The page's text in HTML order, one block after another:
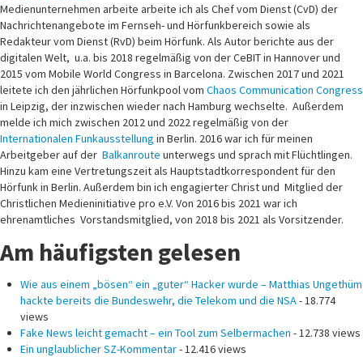
Medienunternehmen arbeite arbeite ich als Chef vom Dienst (CvD) der
Nachrichtenangebote im Fernseh- und Hörfunkbereich sowie als
Redakteur vom Dienst (RvD) beim Hörfunk. Als Autor berichte aus der
digitalen Welt, u.a. bis 2018 regelmäßig von der CeBIT in Hannover und
2015 vom Mobile World Congress in Barcelona. Zwischen 2017 und 2021
leitete ich den jährlichen Hörfunkpool vom Chaos Communication Congress
in Leipzig, der inzwischen wieder nach Hamburg wechselte. Außerdem
melde ich mich zwischen 2012 und 2022 regelmäßig von der
Internationalen Funkausstellung in Berlin. 2016 war ich für meinen
Arbeitgeber auf der Balkanroute unterwegs und sprach mit Flüchtlingen.
Hinzu kam eine Vertretungszeit als Hauptstadtkorrespondent für den
Hörfunk in Berlin. Außerdem bin ich engagierter Christ und Mitglied der
Christlichen Medieninitiative pro e.V. Von 2016 bis 2021 war ich
ehrenamtliches Vorstandsmitglied, von 2018 bis 2021 als Vorsitzender.
Am häufigsten gelesen
Wie aus einem „bösen“ ein „guter“ Hacker wurde – Matthias Ungethüm
hackte bereits die Bundeswehr, die Telekom und die NSA- 18.774
views
Fake News leicht gemacht – ein Tool zum Selbermachen - 12.738 views
Ein unglaublicher SZ-Kommentar- 12.416 views